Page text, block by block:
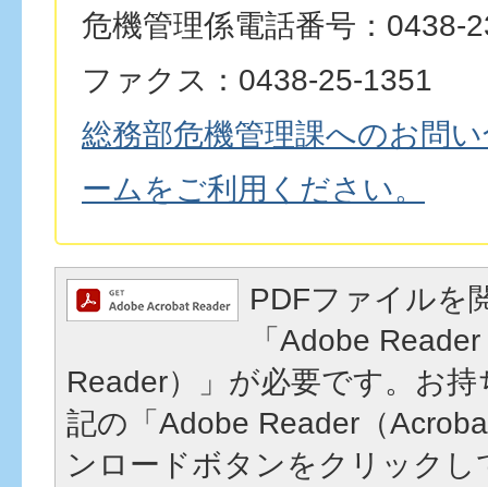
危機管理係電話番号：0438-
ファクス：0438-25-1351
総務部危機管理課へのお問
ームをご利用ください。
PDFファイルを
「Adobe
Reader）」が必要です。お
記の「Adobe Reader（
ンロードボタンをクリック